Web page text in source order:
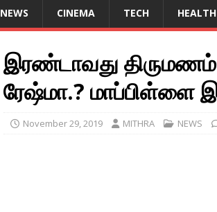
NEWS CINEMA TECH HEALTH
இரண்டாவது
ரேஷ்மா.? மாப்பிள்ளை
November 29, 2019 MITHRA NEWS